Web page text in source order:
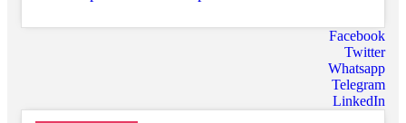
Facebook
Twitter
Whatsapp
Telegram
LinkedIn